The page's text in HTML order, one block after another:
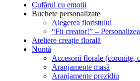
Cufărul cu emoții
Buchete personalizate
Alegerea floristului
“Fii creator!” –
Ateliere creație florală
Nuntă
Accesorii florale (coronițe,
Aranjamente masă
Aranjamente prezidiu